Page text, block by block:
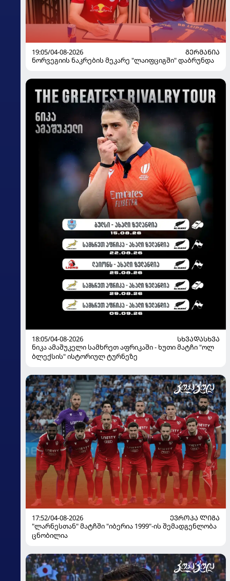
19:05/04-08-2026
ᲒᲔᲠᲛᲐᲜᲘᲐ
ნორვეგიის ნაკრების მეკარე "ლაიფციგში" დაბრუნდა
18:05/04-08-2026
ᲡᲮᲕᲐᲓᲐᲡᲮᲕᲐ
ნიკა ამაშუკელი სამხრეთ აფრიკაში - ხუთი მატჩი "ოლ
ბლექსის" ისტორიულ ტურნეზე
17:52/04-08-2026
ᲔᲕᲠᲝᲞᲐ ᲚᲘᲒᲐ
"ლარნესთან" მატჩში "იბერია 1999"-ის შემადგენლობა
ცნობილია